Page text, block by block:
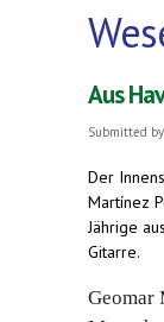
Aus
Submitted by
Der
Martínez
Jährige
Gitarre.
Geomar